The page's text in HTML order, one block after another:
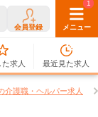
会員登録 メニュー
0
求人
1
最近見た求人
介護職・ヘルパー求人